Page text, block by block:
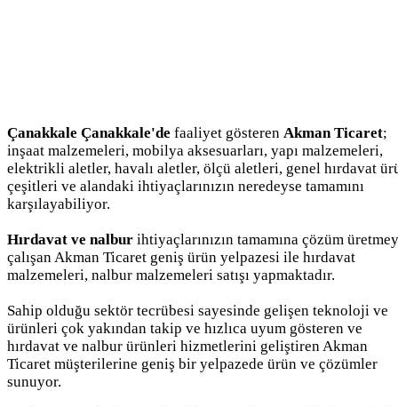
Çanakkale Çanakkale'de faaliyet gösteren Akman Ticaret;
inşaat malzemeleri, mobilya aksesuarları, yapı malzemeleri,
elektrikli aletler, havalı aletler, ölçü aletleri, genel hırdavat
çeşitleri ve alandaki ihtiyaçlarınızın neredeyse tamamını
karşılayabiliyor.
Hırdavat ve nalbur ihtiyaçlarınızın tamamına çözüm
çalışan Akman Ticaret geniş ürün yelpazesi ile hırdavat
malzemeleri, nalbur malzemeleri satışı yapmaktadır.
Sahip olduğu sektör tecrübesi sayesinde gelişen teknoloji ve
ürünleri çok yakından takip ve hızlıca uyum gösteren ve
hırdavat ve nalbur ürünleri hizmetlerini geliştiren Akman
Ticaret müşterilerine geniş bir yelpazede ürün ve çözümler
sunuyor.